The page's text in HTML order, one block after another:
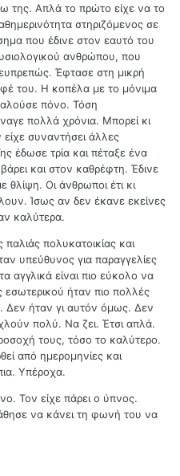
της. Απλά το πρώτο είχε να το
στηριζόμενος σε
που έδινε στον εαυτό του
ανθρώπου, που
Έφτασε στη μικρή
του. Η κοπέλα με το μόνιμα
πόνο. Τόση
πολλά χρόνια. Μπορεί κι
συναντήσει άλλες
έδωσε τρία και πέταξε ένα
και στον καθρέφτη. Έδινε
θλίψη. Οι άνθρωποι έτι κι
Ίσως αν δεν έκανε εκείνες
καλύτερα.
πολυκατοικίας και
υπεύθυνος για παραγγελίες
αγγλικά είναι πιο εύκολο να
εσωτερικού ήταν πιο πολλές
Δεν ήταν γι αυτόν όμως. Δεν
πολύ. Να ζει. Έτσι απλά.
τους, τόσο το καλύτερο.
από ημερομηνίες και
Υπέροχα.
Τον είχε πάρει ο ύπνος.
να κάνει τη φωνή του να